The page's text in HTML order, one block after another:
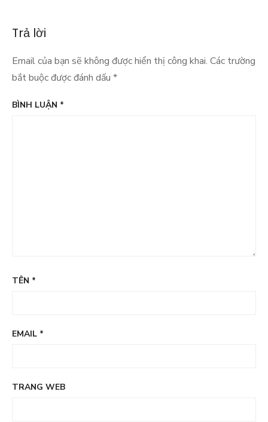
viết
Trả lời
Email của bạn sẽ không được hiển thị công khai. Các trường
bắt buộc được đánh dấu *
BÌNH LUẬN *
TÊN *
EMAIL *
TRANG WEB